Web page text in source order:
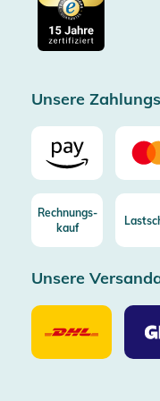
Gratis Versand
Kostenlose
Unsere
Rechnungs-
kauf
Unsere
Unsere
Versandarten
DHL
Unsere
GLS